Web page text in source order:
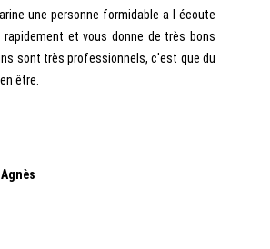
une personne formidable a l écoute
et vous donne de très bons
sont très professionnels, c'est que du
être.
Agnès